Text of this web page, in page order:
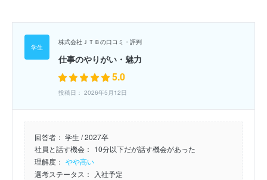
株式会社ＪＴＢの口コミ・評判
仕事のやりがい・魅力
5.0
投稿日： 2026年5月12日
回答者： 学生 / 2027卒
社員と話す機会： 10分以下だが話す機会があった
理解度： やや高い
選考ステータス：
入社予定